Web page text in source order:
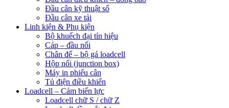
Đầu cân kỹ thuật số
Đầu cân xe tải
Linh kiện & Phụ kiện
Bộ khuếch đại tín hiệu
Cáp – đầu nối
Chân đế – bộ gá loadcell
Hộp nối (junction box)
Máy in phiếu cân
Tủ điện điều khiển
Loadcell – Cảm biến lực
Loadcell chữ S / chữ Z